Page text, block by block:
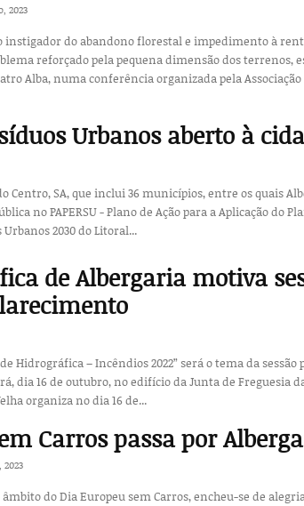
2023
do abandono florestal e impedimento à
reforçado pela pequena dimensão dos terrenos,
Alba, numa conferência organizada pela
Urbanos aberto à
Centro, SA, que inclui 36 municípios, entre os quais
no PAPERSU - Plano de Ação para a Aplicação do
2030 do Litoral...
de Albergaria motiva
Hidrográfica – Incêndios 2022” será o tema da sessão
dia 16 de outubro, no edifício da Junta de Freguesia da
organiza no dia 16 de...
Carros passa por
do Dia Europeu sem Carros, encheu-se de